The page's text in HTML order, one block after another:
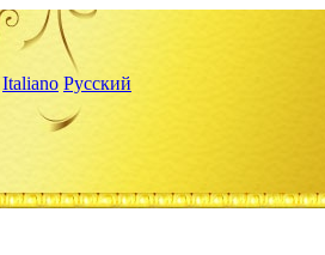
Italiano Русский